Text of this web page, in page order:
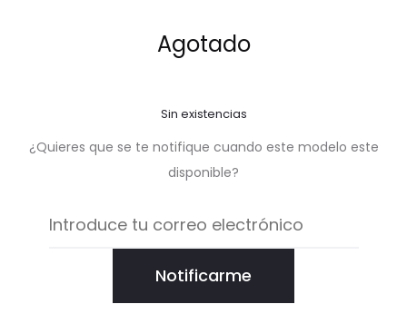
Agotado
Sin existencias
¿Quieres que se te notifique cuando este modelo este
disponible?
Notificarme